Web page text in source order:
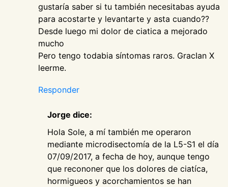
gustaría saber si tu también necesitabas ayuda
para acostarte y levantarte y asta cuando??
Desde luego mi dolor de ciatica a mejorado
mucho
Pero tengo todabia síntomas raros. GracIan X
leerme.
Responder
Jorge dice:
Hola Sole, a mí también me operaron
mediante microdisectomía de la L5-S1 el día
07/09/2017, a fecha de hoy, aunque tengo
que recononer que los dolores de ciatíca,
hormigueos y acorchamientos se han